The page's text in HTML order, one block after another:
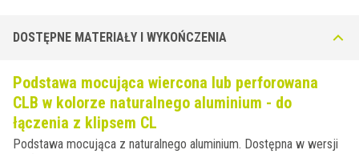
DOSTĘPNE MATERIAŁY I WYKOŃCZENIA
Podstawa mocująca wiercona lub perforowana
CLB w kolorze naturalnego aluminium - do
łączenia z klipsem CL
Podstawa mocująca z naturalnego aluminium. Dostępna w wersji